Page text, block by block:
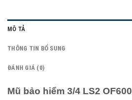
MÔ TẢ
THÔNG TIN BỔ SUNG
ĐÁNH GIÁ (0)
Mũ bảo hiểm 3/4 LS2 OF600